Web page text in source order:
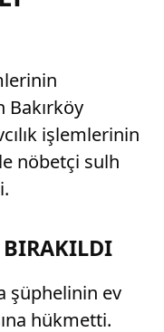
Bakırköy
işlemlerinin
nöbetçi sulh
BIRAKILDI
şüphelinin ev
hükmetti.